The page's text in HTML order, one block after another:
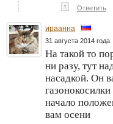
↑ Ответить
ираанна
31 августа 2014 года
На такой то
ни разу, тут
насадкой. Он
начало
вам осени